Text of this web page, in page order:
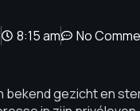
8:15 am No
bekend gezicht en